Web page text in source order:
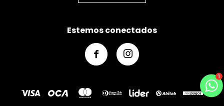
Estemos conectados
 